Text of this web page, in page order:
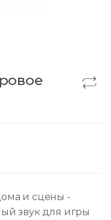
и сцены -
звук для игры